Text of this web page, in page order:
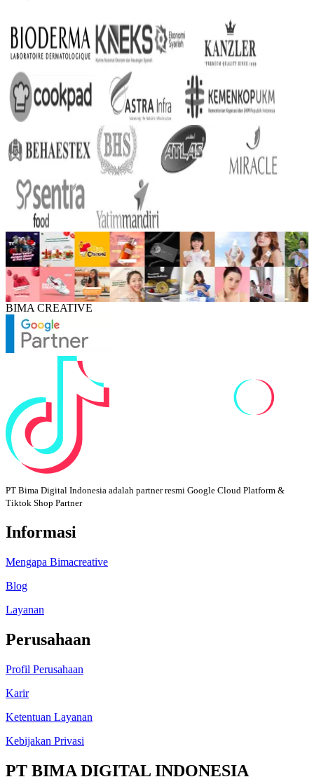
BIMA CREATIVE
PT Bima Digital Indonesia adalah partner resmi Google Cloud Platform &
Tiktok Shop Partner
Informasi
Mengapa Bimacreative
Blog
Layanan
Perusahaan
Profil Perusahaan
Karir
Ketentuan Layanan
Kebijakan Privasi
PT BIMA DIGITAL INDONESIA